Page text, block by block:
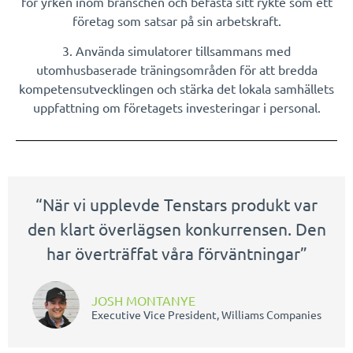
företag som satsar på sin arbetskraft.
3. Använda simulatorer tillsammans med
utomhusbaserade träningsområden för att bredda
kompetensutvecklingen och stärka det lokala samhällets
uppfattning om företagets investeringar i personal.
“När vi upplevde Tenstars produkt var
den klart överlägsen konkurrensen. Den
har överträffat våra förväntningar”
JOSH MONTANYE
Executive Vice President, Williams Companies